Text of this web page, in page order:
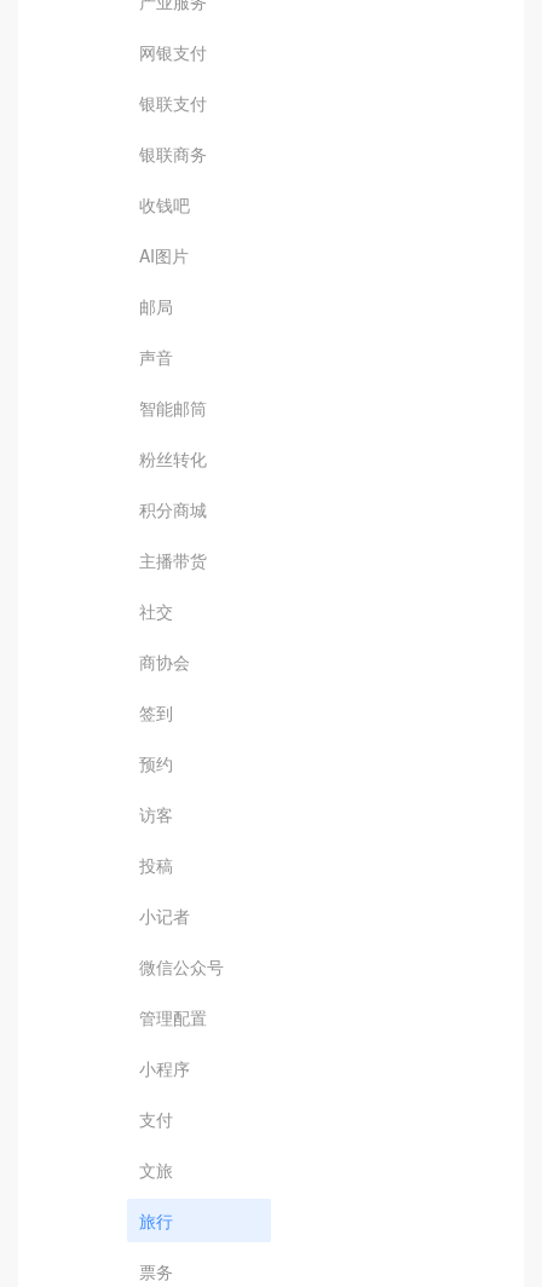
网银支付
银联支付
银联商务
收钱吧
AI图片
邮局
声音
智能邮筒
粉丝转化
积分商城
主播带货
社交
商协会
签到
预约
访客
投稿
小记者
微信公众号
管理配置
小程序
支付
文旅
旅行
票务